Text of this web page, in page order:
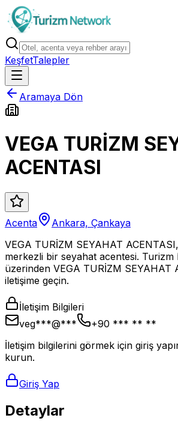
KeşfetTalepler
Aramaya Dön
VEGA TURİZM
ACENTASI
Acenta
Ankara, Çankaya
VEGA TURİZM SEYAHAT
merkezli bir seyahat acentesi.
üzerinden VEGA TURİZM SEYAHAT
iletişime geçin.
İletişim Bilgileri
veg***@***
+90 *** ** **
İletişim bilgilerini görmek için giriş
kurun.
Giriş Yap
Detaylar